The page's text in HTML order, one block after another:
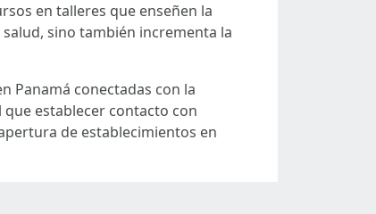
en talleres que enseñen la
sino también incrementa la
Panamá conectadas con la
establecer contacto con
de establecimientos en